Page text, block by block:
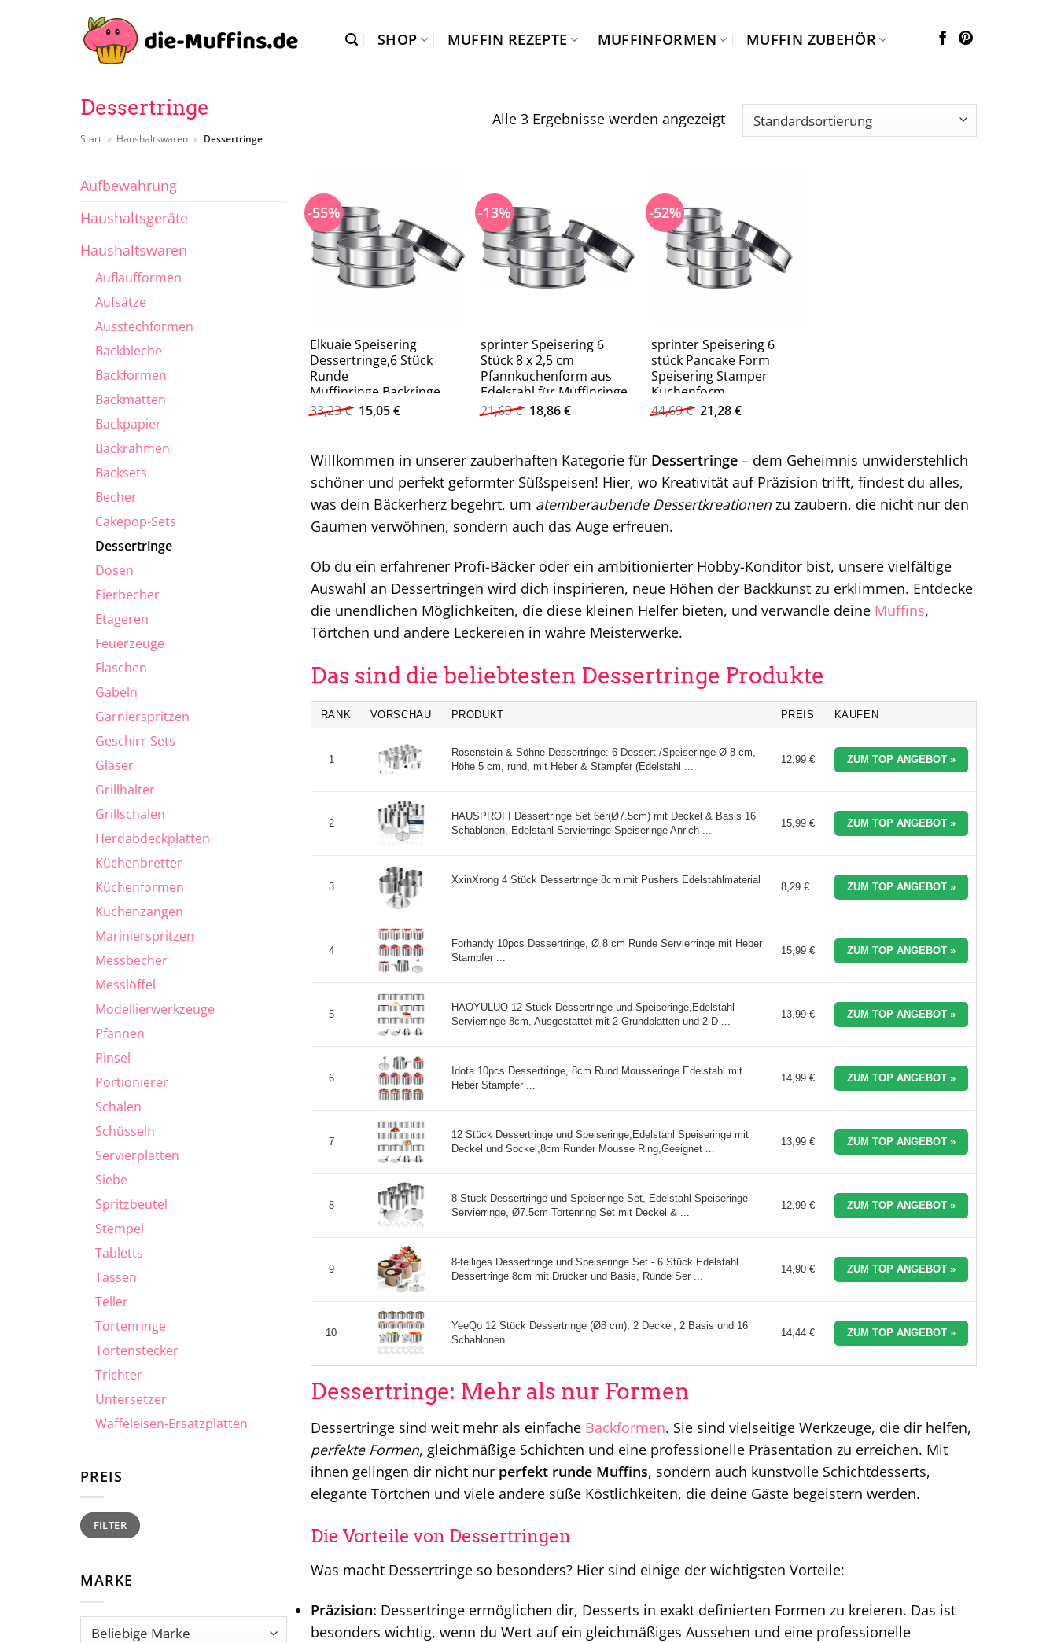
SHOP MUFFIN REZEPTE MUFFINFORMEN MUFFIN ZUBEHÖR
Dessertringe
Start » Haushaltswaren » Dessertringe
Alle 3 Ergebnisse werden angezeigt
Aufbewahrung
Haushaltsgeräte
Haushaltswaren
Auflaufformen
Aufsätze
Ausstechformen
Backbleche
Backformen
Backmatten
Backpapier
Backrahmen
Backsets
Becher
Cakepop-Sets
Dessertringe
Dosen
Eierbecher
Etageren
Feuerzeuge
Flaschen
Gabeln
Garnierspritzen
Geschirr-Sets
Gläser
Grillhalter
Grillschalen
Herdabdeckplatten
Küchenbretter
Küchenformen
Küchenzangen
Marinierspritzen
Messbecher
Messlöffel
Modellierwerkzeuge
Pfannen
Pinsel
Portionierer
Schalen
Schüsseln
Servierplatten
Siebe
Spritzbeutel
Stempel
Tabletts
Tassen
Teller
Tortenringe
Tortenstecker
Trichter
Untersetzer
Waffeleisen-Ersatzplatten
PREIS
Min.
Preis
Max.
PreisFILTER
MARKE
-55%
Elkuaie Speisering
Dessertringe,6 Stück
Runde
Muffinringe,Backringe
Tortenring Backringe, (6
33,23€ Ursprünglicher
Preis
15,05€Aktueller
Preis
-13%
sprinter Speisering 6
Stück 8 x 2,5 cm
Pfannkuchenform aus
Edelstahl für Muffinringe,
(6 tlg)
21,69€ Ursprünglicher
Preis
18,86€Aktueller
Preis
-52%
sprinter Speisering 6
stück Pancake Form
Speisering Stamper
Kuchenform
44,69€ Ursprünglicher
Preis
21,28€Aktueller
Preis
Willkommen in unserer zauberhaften Kategorie für Dessertringe– dem Geheimnis unwiderstehlich
schöner und perfekt geformter Süßspeisen! Hier, wo Kreativität auf Präzision trifft, findest du alles,
was dein Bäckerherz begehrt, um atemberaubende Dessertkreationenzu zaubern, die nicht nur den
Gaumen verwöhnen, sondern auch das Auge erfreuen.
Ob du ein erfahrener Profi-Bäcker oder ein ambitionierter Hobby-Konditor bist, unsere vielfältige
Auswahl an Dessertringen wird dich inspirieren, neue Höhen der Backkunst zu erklimmen. Entdecke
die unendlichen Möglichkeiten, die diese kleinen Helfer bieten, und verwandle deine Muffins,
Törtchen und andere Leckereien in wahre Meisterwerke.
Das sind die beliebtesten Dessertringe Produkte
RANK VORSCHAU PRODUKT PREIS KAUFEN
1
Rosenstein & Söhne Dessertringe: 6 Dessert-/Speiseringe Ø 8 cm,
Höhe 5 cm, rund, mit Heber & Stampfer (Edelstahl ...
12,99 € ZUM TOP ANGEBOT »
2
HAUSPROFI Dessertringe Set 6er(Ø7.5cm) mit Deckel & Basis 16
Schablonen, Edelstahl Servierringe Speiseringe Anrich ...
15,99 € ZUM TOP ANGEBOT »
3
XxinXrong 4 Stück Dessertringe 8cm mit Pushers Edelstahlmaterial
...
8,29 € ZUM TOP ANGEBOT »
4
Forhandy 10pcs Dessertringe, Ø 8 cm Runde Servierringe mit Heber
Stampfer ...
15,99 € ZUM TOP ANGEBOT »
5
HAOYULUO 12 Stück Dessertringe und Speiseringe,Edelstahl
Servierringe 8cm, Ausgestattet mit 2 Grundplatten und 2 D ...
13,99 € ZUM TOP ANGEBOT »
6
Idota 10pcs Dessertringe, 8cm Rund Mousseringe Edelstahl mit
Heber Stampfer ...
14,99 € ZUM TOP ANGEBOT »
7
12 Stück Dessertringe und Speiseringe,Edelstahl Speiseringe mit
Deckel und Sockel,8cm Runder Mousse Ring,Geeignet ...
13,99 € ZUM TOP ANGEBOT »
8
8 Stück Dessertringe und Speiseringe Set, Edelstahl Speiseringe
Servierringe, Ø7.5cm Tortenring Set mit Deckel & ...
12,99 € ZUM TOP ANGEBOT »
9
8-teiliges Dessertringe und Speiseringe Set - 6 Stück Edelstahl
Dessertringe 8cm mit Drücker und Basis, Runde Ser ...
14,90 € ZUM TOP ANGEBOT »
10
YeeQo 12 Stück Dessertringe (Ø8 cm), 2 Deckel, 2 Basis und 16
Schablonen ...
14,44 € ZUM TOP ANGEBOT »
Dessertringe: Mehr als nur Formen
Dessertringe sind weit mehr als einfache Backformen. Sie sind vielseitige Werkzeuge, die dir helfen,
perfekte Formen, gleichmäßige Schichten und eine professionelle Präsentation zu erreichen. Mit
ihnen gelingen dir nicht nur perfekt runde Muffins, sondern auch kunstvolle Schichtdesserts,
elegante Törtchen und viele andere süße Köstlichkeiten, die deine Gäste begeistern werden.
Die Vorteile von Dessertringen
Was macht Dessertringe so besonders? Hier sind einige der wichtigsten Vorteile:
Präzision: Dessertringe ermöglichen dir, Desserts in exakt definierten Formen zu kreieren. Das ist
besonders wichtig, wenn du Wert auf ein gleichmäßiges Aussehen und eine professionelle